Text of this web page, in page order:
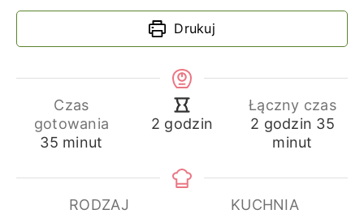
Drukuj
Czas
gotowania
35minuty
minut
2 godziny
godzin
Łączny czas
2 godziny
godzin 35
minut
RODZAJ KUCHNIA